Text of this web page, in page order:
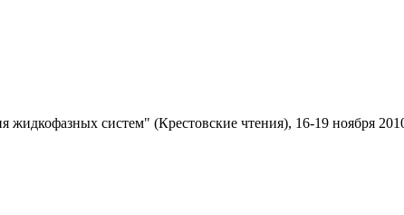
систем" (Крестовские чтения), 16-19 ноября